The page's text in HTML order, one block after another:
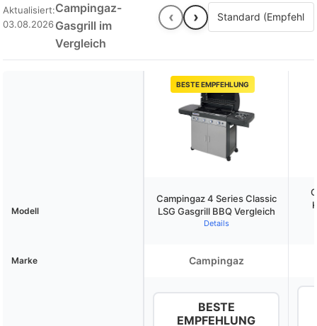
Aktualisiert:
03.08.2026
Campingaz-
Gasgrill im
Vergleich
‹ ›
BESTE EMPFEHLUNG
Modell
Campingaz 4 Series Classic
LSG Gasgrill BBQ Vergleich
Details
Marke Campingaz
BESTE
EMPFEHLUNG